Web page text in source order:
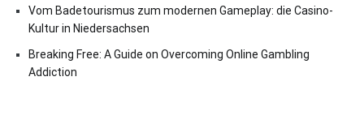
Vom Badetourismus zum modernen Gameplay: die Casino-
Kultur in Niedersachsen
Breaking Free: A Guide on Overcoming Online Gambling
Addiction